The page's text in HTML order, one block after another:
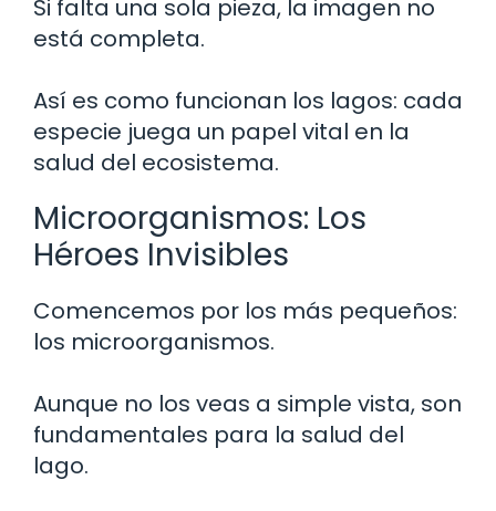
Si falta una sola pieza, la imagen no
está completa.
Así es como funcionan los lagos: cada
especie juega un papel vital en la
salud del ecosistema.
Microorganismos: Los
Héroes Invisibles
Comencemos por los más pequeños:
los microorganismos.
Aunque no los veas a simple vista, son
fundamentales para la salud del
lago.